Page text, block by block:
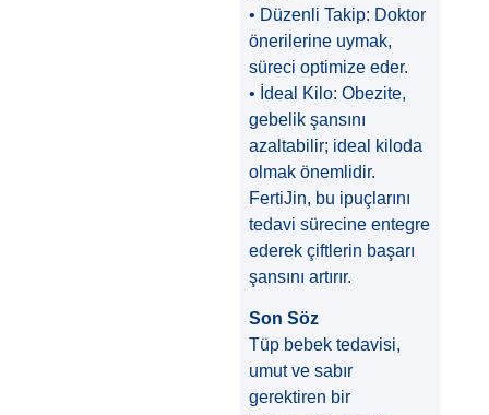
• Düzenli Takip: Doktor
önerilerine uymak,
süreci optimize eder.
• İdeal Kilo: Obezite,
gebelik şansını
azaltabilir; ideal kiloda
olmak önemlidir.
FertiJin, bu ipuçlarını
tedavi sürecine entegre
ederek çiftlerin başarı
şansını artırır.
Son Söz
Tüp bebek tedavisi,
umut ve sabır
gerektiren bir